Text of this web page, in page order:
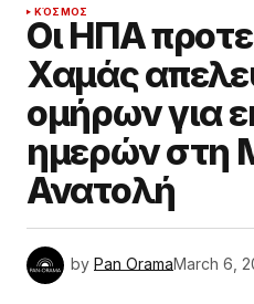
ΚΌΣΜΟΣ
Οι ΗΠΑ
Χαμάς
ομήρων για
ημερών στη
Ανατολή
by Pan OramaMarch 6,